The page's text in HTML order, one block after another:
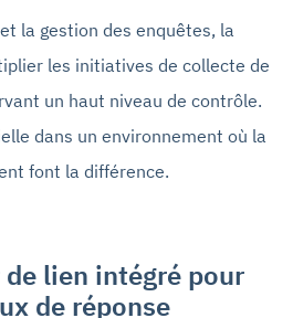
la gestion des enquêtes, la
les initiatives de collecte de
un haut niveau de contrôle.
dans un environnement où la
font la différence.
lien intégré pour
de réponse